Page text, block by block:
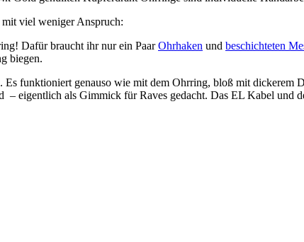
viel weniger Anspruch:
Dafür braucht ihr nur ein PaarOhrhaken und beschichteten
biegen.
funktioniert genauso wie mit dem Ohrring, bloß mit dickerem
eigentlich als Gimmick für Raves gedacht. Das EL Kabel und